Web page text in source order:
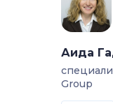
Аида
Group